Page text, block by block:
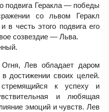
подвига Геракла — победы
со львом Геракл
в честь этого подвига его
созвездие — Льва.
Лев обладает даром
достижении своих целей.
к успеху и
и любящая
эмоций и чувств. Лев